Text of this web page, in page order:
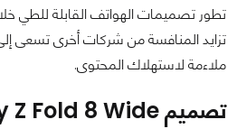
تزايد المنافسة من شركات أخرى تسعى
ملاءمة لاستهلاك المحتوى.
تصميم Galaxy Z Fold 8 Wide